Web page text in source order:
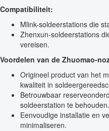
Compatibiliteit:
Mlink-soldeerstations die
Zhenxun-soldeerstations
vereisen.
Voordelen van de Zhuomao-
Origineel product van het
kwaliteit in
Betrouwbaar
soldeerstation te behouden.
Eenvoudige installatie en
minimaliseren.